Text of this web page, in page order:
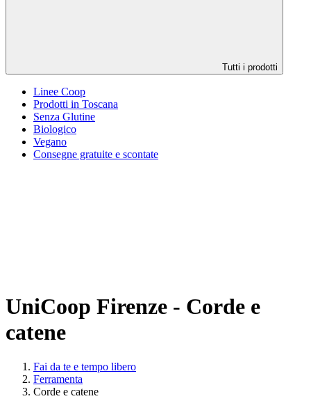
Tutti i prodotti
Linee Coop
Prodotti in Toscana
Senza Glutine
Biologico
Vegano
Consegne gratuite e scontate
UniCoop Firenze - Corde e
catene
Fai da te e tempo libero
Ferramenta
Corde e catene